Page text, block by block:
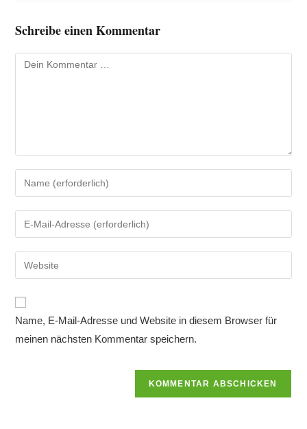
Schreibe einen Kommentar
Kommentar
deinen
Namen
oder
zum
Kommentieren
ein
deine
E-
Mail-
Kommentieren
ein
deine
URL
ein
(optional)
Name, E-Mail-Adresse und Website in diesem Browser für
meinen nächsten Kommentar speichern.